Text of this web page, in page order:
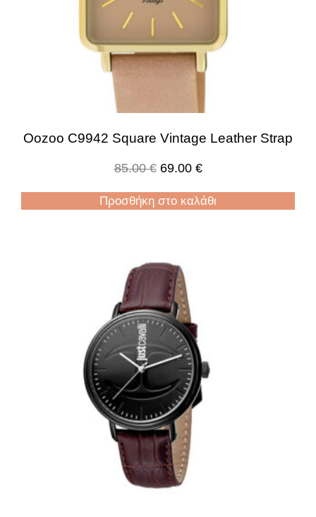
Oozoo C9942 Square Vintage Leather Strap
85.00€ 69.00 €
Προσθήκη στο καλάθι